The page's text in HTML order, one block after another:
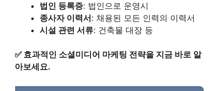
법인 등록증: 법인으로 운영시
종사자 이력서: 채용된 모든 인력의 이력서
시설 관련 서류: 건축물 대장 등
✅ 효과적인 소셜미디어 마케팅 전략을 지금 바로 알
아보세요.